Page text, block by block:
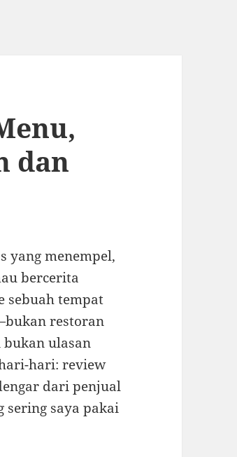
dan
yang menempel,
bercerita
sebuah tempat
restoran
ulasan
hari: review
dari penjual
sering saya pakai